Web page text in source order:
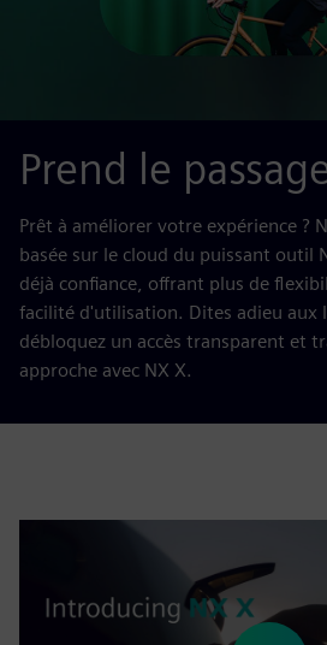
Prend le
Prêt à améliorer votre expérience ?
basée sur le cloud du puissant outil
déjà confiance, offrant plus de
facilité d'utilisation. Dites adieu aux
débloquez un accès transparent et
approche avec NX X.